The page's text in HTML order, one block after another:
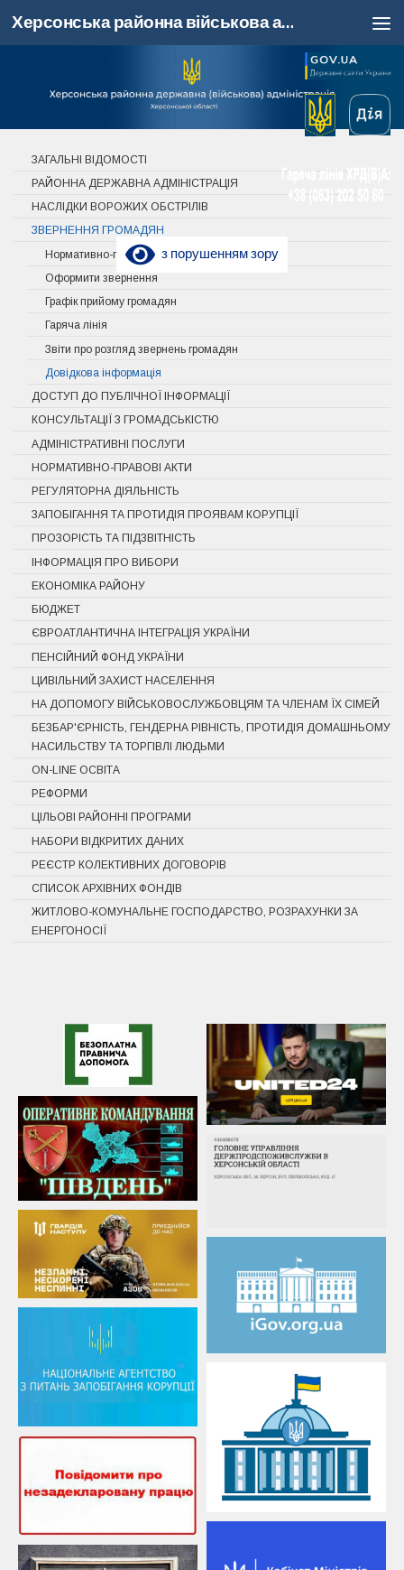
Skip to content Херсонська районна військова адміністрація, Херсонська область
з порушенням зору
ЗАГАЛЬНІ ВІДОМОСТІ
РАЙОННА ДЕРЖАВНА АДМІНІСТРАЦІЯ
НАСЛІДКИ ВОРОЖИХ ОБСТРІЛІВ
ЗВЕРНЕННЯ ГРОМАДЯН
Нормативно-правова база
Оформити звернення
Графік прийому громадян
Гаряча лінія
Звіти про розгляд звернень громадян
Довідкова інформація
ДОСТУП ДО ПУБЛІЧНОЇ ІНФОРМАЦІЇ
КОНСУЛЬТАЦІЇ З ГРОМАДСЬКІСТЮ
АДМІНІСТРАТИВНІ ПОСЛУГИ
НОРМАТИВНО-ПРАВОВІ АКТИ
РЕГУЛЯТОРНА ДІЯЛЬНІСТЬ
ЗАПОБІГАННЯ ТА ПРОТИДІЯ ПРОЯВАМ КОРУПЦІЇ
ПРОЗОРІСТЬ ТА ПІДЗВІТНІСТЬ
ІНФОРМАЦІЯ ПРО ВИБОРИ
ЕКОНОМІКА РАЙОНУ
БЮДЖЕТ
ЄВРОАТЛАНТИЧНА ІНТЕГРАЦІЯ УКРАЇНИ
ПЕНСІЙНИЙ ФОНД УКРАЇНИ
ЦИВІЛЬНИЙ ЗАХИСТ НАСЕЛЕННЯ
НА ДОПОМОГУ ВІЙСЬКОВОСЛУЖБОВЦЯМ ТА ЧЛЕНАМ ЇХ СІМЕЙ
БЕЗБАР'ЄРНІСТЬ, ГЕНДЕРНА РІВНІСТЬ, ПРОТИДІЯ ДОМАШНЬОМУ
НАСИЛЬСТВУ ТА ТОРГІВЛІ ЛЮДЬМИ
ON-LINE ОСВІТА
РЕФОРМИ
ЦІЛЬОВІ РАЙОННІ ПРОГРАМИ
НАБОРИ ВІДКРИТИХ ДАНИХ
РЕЄСТР КОЛЕКТИВНИХ ДОГОВОРІВ
СПИСОК АРХІВНИХ ФОНДІВ
ЖИТЛОВО-КОМУНАЛЬНЕ ГОСПОДАРСТВО, РОЗРАХУНКИ ЗА
ЕНЕРГОНОСІЇ